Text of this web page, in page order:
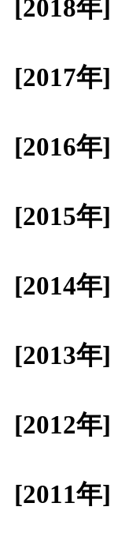
[2018年]
[2017年]
[2016年]
[2015年]
[2014年]
[2013年]
[2012年]
[2011年]